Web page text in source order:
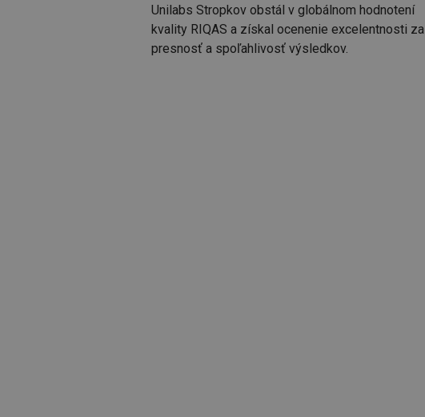
Unilabs Stropkov obstál v globálnom hodnotení
kvality RIQAS a získal ocenenie excelentnosti za
presnosť a spoľahlivosť výsledkov.